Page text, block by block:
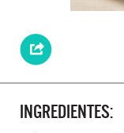
INGREDIENTES: